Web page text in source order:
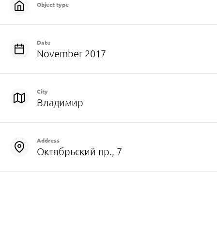
Object type
Date
November 2017
City
Владимир
Address
Октябрьский пр., 7